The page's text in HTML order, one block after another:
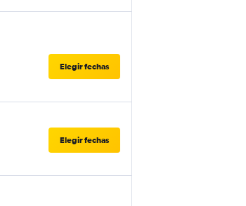
Elegir fechas
Elegir fechas